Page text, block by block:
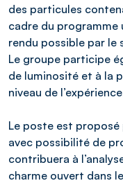
des particules
cadre du programme
rendu possible par le
Le groupe participe
de luminosité et à la
niveau de
Le poste est proposé
avec possibilité de
contribuera à
charme ouvert dans